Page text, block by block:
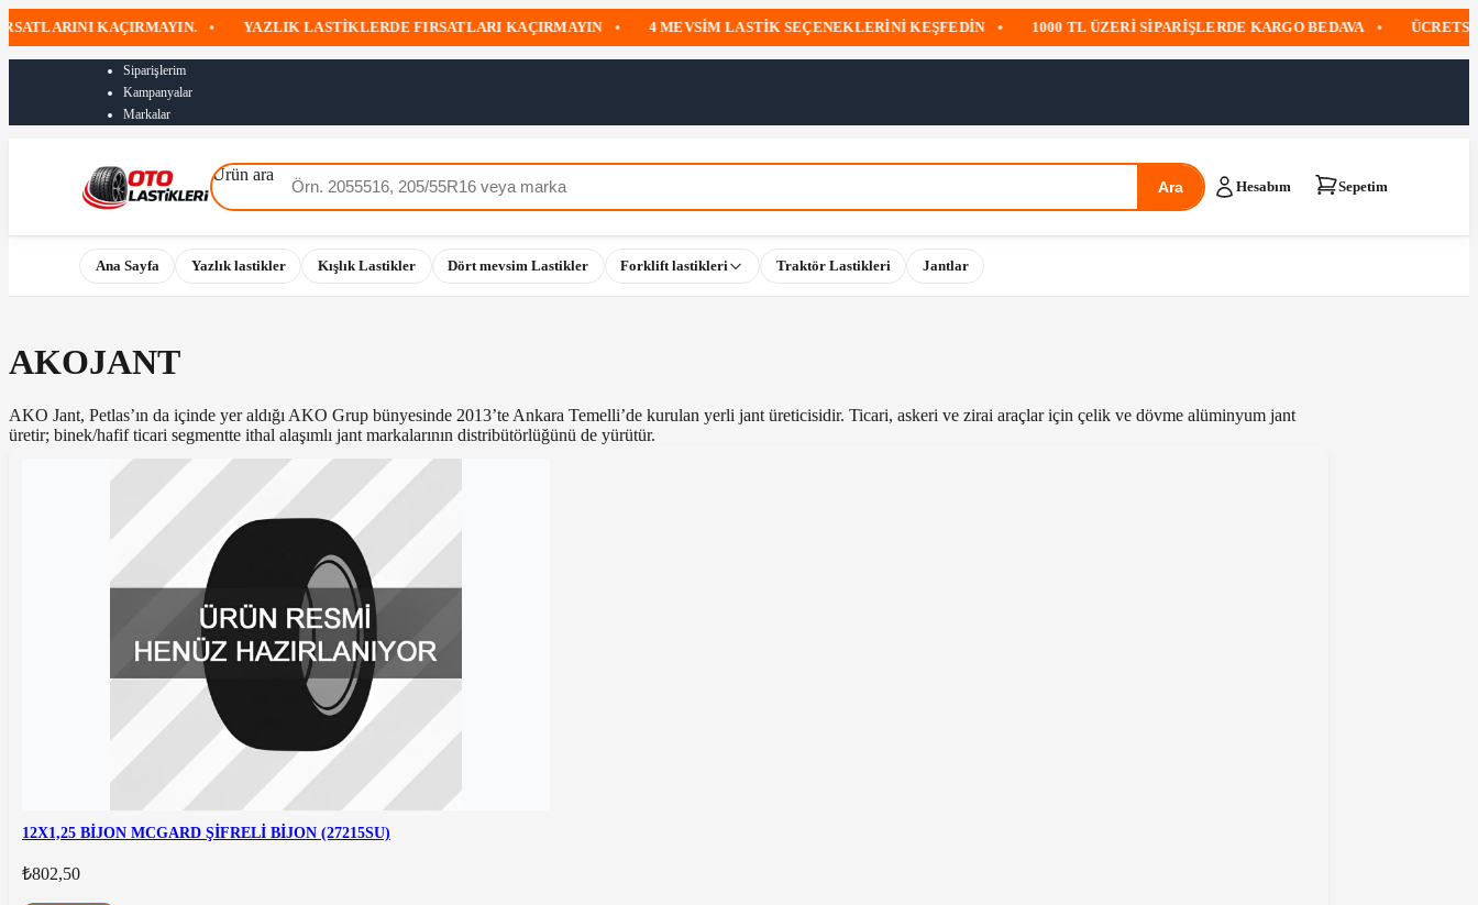
KAÇIRMAYIN. • YAZLIK LASTIKLERDE FIRSATLARI KAÇIRMAYIN • 4 MEVSIM LASTIK SEÇENEKLERINI KEŞFEDIN • 1000 TL ÜZERI SIPARIŞLERDE KARGO BEDAVA • ÜCRETSIZ
Siparişlerim
Kampanyalar
Markalar
Ürün ara
Ara Hesabım Sepetim
Ana Sayfa Yazlık lastikler Kışlık Lastikler Dört mevsim Lastikler Forklift lastikleri Traktör Lastikleri Jantlar
AKOJANT
AKO Jant, Petlas’ın da içinde yer aldığı AKO Grup bünyesinde 2013’te Ankara Temelli’de kurulan yerli jant üreticisidir. Ticari, askeri ve zirai araçlar için çelik ve dövme alüminyum jant
üretir; binek/hafif ticari segmentte ithal alaşımlı jant markalarının distribütörlüğünü de yürütür.
12X1,25 BİJON MCGARD ŞİFRELİ BİJON (27215SU)
₺802,50